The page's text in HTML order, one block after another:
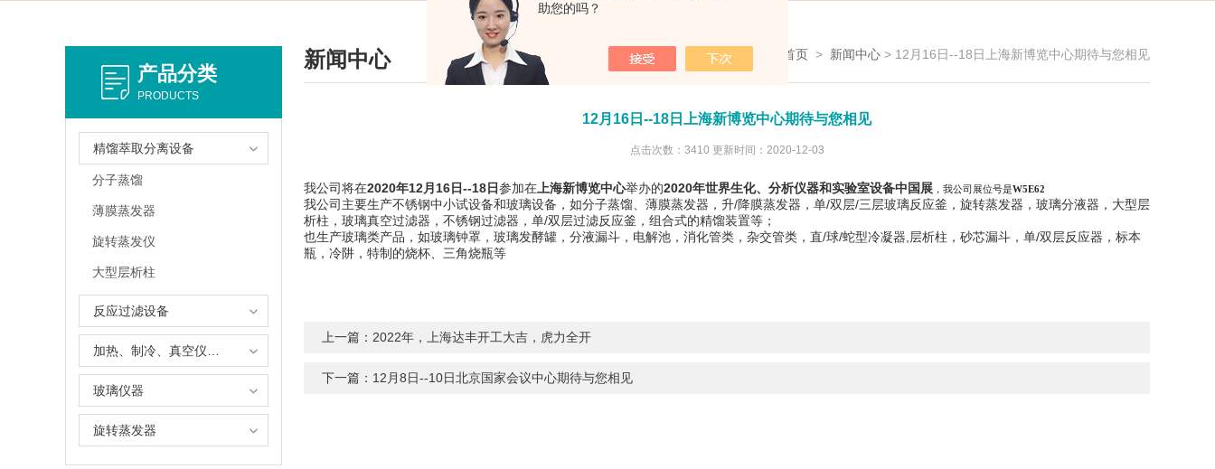
助您的吗？
产品分类
PRODUCTS
精馏萃取分离设备
分子蒸馏
薄膜蒸发器
旋转蒸发仪
大型层析柱
反应过滤设备
玻璃仪器
旋转蒸发器
新闻中心 您现在的位置： 首页 > 新闻中心 > 12月16日--18日上海新博览中心期待与您相见
12月16日--18日上海新博览中心期待与您相见
点击次数：3410 更新时间：2020-12-03
我公司将在2020年12月16日--18日参加在 上海新博览中心举办的2020年世界生化、分析仪器和实验室设备中国展 ，我公司展位号是W5E62
我公司主要生产不锈钢中小试设备和玻璃设备，如分子蒸馏、薄膜蒸发器，升/降膜蒸发器，单/双层/三层玻璃反应釜，旋转蒸发器，玻璃分液器，大型层
析柱，玻璃真空过滤器，不锈钢过滤器，单/双层过滤反应釜，组合式的精馏装置等；
也生产玻璃类产品，如玻璃钟罩，玻璃发酵罐，分液漏斗，电解池，消化管类，杂交管类，直/球/蛇型冷凝器,层析柱，砂芯漏斗，单/双层反应器，标本
瓶，冷阱，特制的烧杯、三角烧瓶等
上一篇： 2022年，上海达丰开工大吉，虎力全开
下一篇： 12月8日--10日北京国家会议中心期待与您相见